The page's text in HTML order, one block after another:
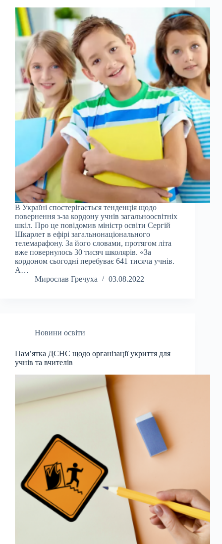
В Україні спостерігається тенденція щодо
повернення з-за кордону учнів загальноосвітніх
шкіл. Про це повідомив міністр освіти Сергій
Шкарлет в ефірі загальнонаціонального
телемарафону. За його словами, протягом літа
вже повернулось 30 тисяч школярів. «За
кордоном сьогодні перебуває 641 тисяча учнів.
А…
Мирослав Гречуха
03.08.2022
Новини освіти
Пам’ятка ДСНС щодо організації укриття для
учнів та вчителів